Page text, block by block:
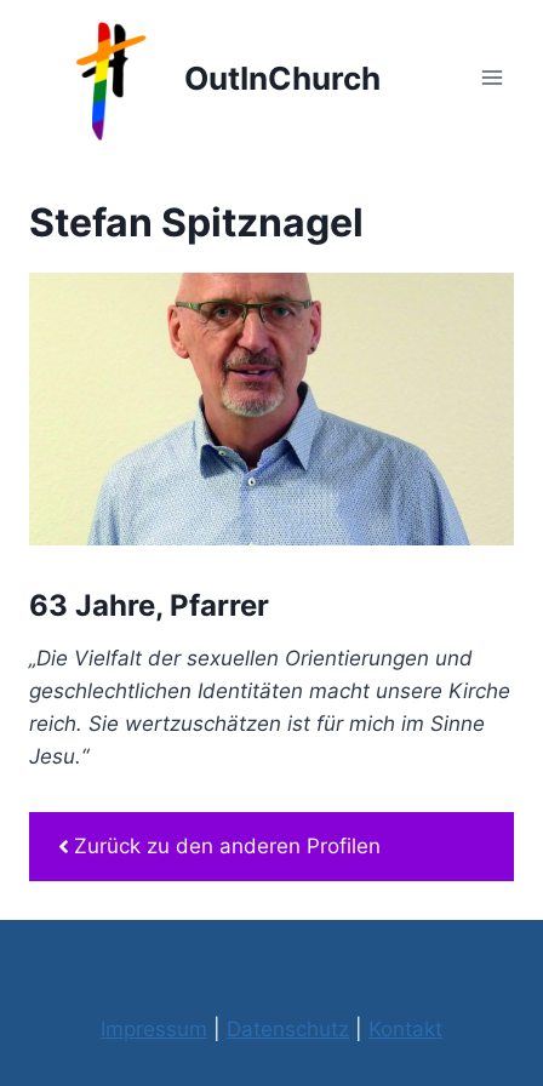
springen
OutInChurch
Stefan Spitznagel
63 Jahre, Pfarrer
„Die Vielfalt der sexuellen Orientierungen und
geschlechtlichen Identitäten macht unsere Kirche
reich. Sie wertzuschätzen ist für mich im Sinne
Jesu.“
Zurück zu den anderen Profilen
Impressum Datenschutz Kontakt